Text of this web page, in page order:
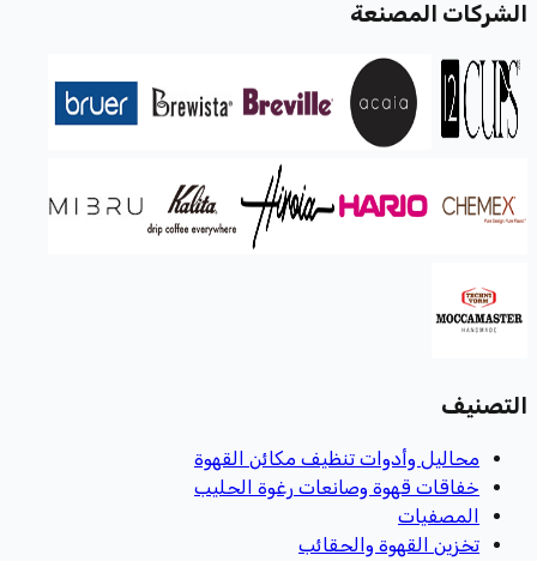
الشركات المصنعة
التصنيف
محاليل وأدوات تنظيف مكائن القهوة
خفاقات قهوة وصانعات رغوة الحليب
المصفيات
تخزين القهوة والحقائب